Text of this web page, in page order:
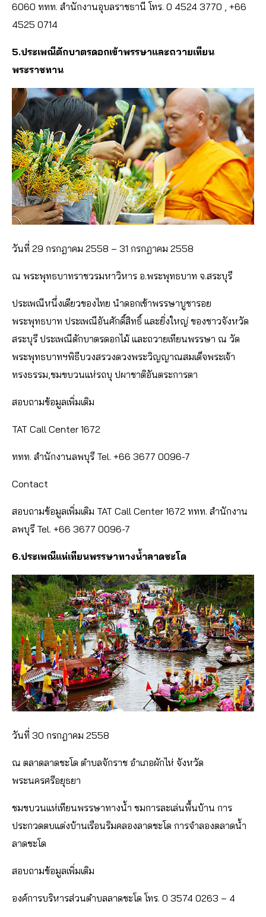
6060 ททท. สำนักงานอุบลราชธานี โทร. 0 4524 3770 , +66
4525 0714
5.ประเพณีตักบาตรดอกเข้าพรรษาและถวายเทียน
พระราชทาน
วันที่ 29 กรกฎาคม 2558 – 31 กรกฎาคม 2558
ณ พระพุทธบาทราชวรมหาวิหาร อ.พระพุทธบาท จ.สระบุรี
ประเพณีหนึ่งเดียวของไทย นำดอกเข้าพรรษาบูชารอย
พระพุทธบาท ประเพณีอันศักดิ์สิทธิ์ และยิ่งใหญ่ ของชาวจังหวัด
สระบุรี ประเพณีตักบาตรดอกไม้ และถวายเทียนพรรษา ณ วัด
พระพุทธบาทฯพิธีบวงสรวงดวงพระวิญญาณสมเด็จพระเจ้า
ทรงธรรม,ชมขบวนแห่รถบุ ปผาชาติอันตระการตา
สอบถามข้อมูลเพิ่มเติม
TAT Call Center 1672
ททท. สำนักงานลพบุรี Tel. +66 3677 0096-7
Contact
สอบถามข้อมูลเพิ่มเติม TAT Call Center 1672 ททท. สำนักงาน
ลพบุรี Tel. +66 3677 0096-7
6.ประเพณีแห่เทียนพรรษาทางน้ำลาดชะโด
วันที่ 30 กรกฎาคม 2558
ณ ตลาดลาดชะโด ตำบลจักราช อำเภอผักไห่ จังหวัด
พระนครศรีอยุธยา
ชมขบวนแห่เทียนพรรษาทางน้ำ ชมการละเล่นพื้นบ้าน การ
ประกวดตบแต่งบ้านเรือนริมคลองลาดชะโด การจำลองตลาดน้ำ
ลาดชะโด
สอบถามข้อมูลเพิ่มเติม
องค์การบริหารส่วนตำบลลาดชะโด โทร. 0 3574 0263 – 4